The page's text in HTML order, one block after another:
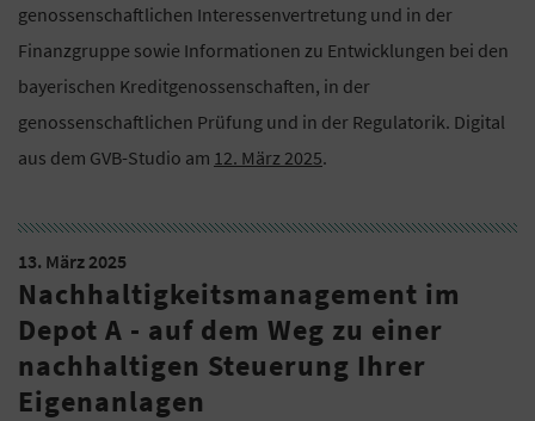
genossenschaftlichen Interessenvertretung und in der
Finanzgruppe sowie Informationen zu Entwicklungen bei den
bayerischen Kreditgenossenschaften, in der
genossenschaftlichen Prüfung und in der Regulatorik. Digital
aus dem GVB-Studio am 12. März 2025.
13. März 2025
Nachhaltigkeitsmanagement im
Depot A - auf dem Weg zu einer
nachhaltigen Steuerung Ihrer
Eigenanlagen